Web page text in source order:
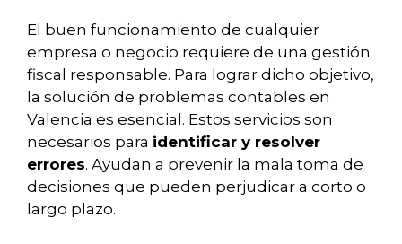
El buen funcionamiento de cualquier
empresa o negocio requiere de una gestión
fiscal responsable. Para lograr dicho objetivo,
la solución de problemas contables en
Valencia es esencial. Estos servicios son
necesarios para identificar y resolver
errores. Ayudan a prevenir la mala toma de
decisiones que pueden perjudicar a corto o
largo plazo.